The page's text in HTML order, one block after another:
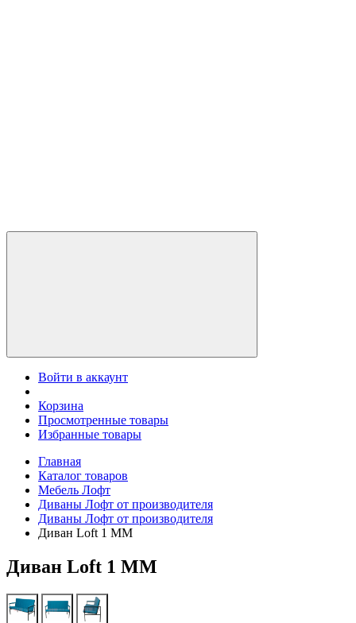
Войти в аккаунт
Корзина
Просмотренные товары
Избранные товары
Главная
Каталог товаров
Мебель Лофт
Диваны Лофт от производителя
Диваны Лофт от производителя
Диван Loft 1 MM
Диван Loft 1 MM